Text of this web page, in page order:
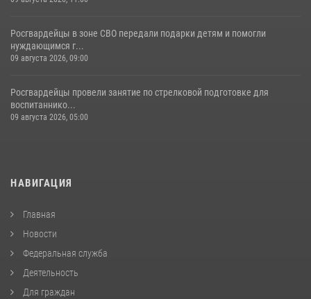
Росгвардейцы в зоне СВО передали подарки детям и помогли
нуждающимся г...
09 августа 2026, 09:00
Росгвардейцы провели занятие по стрелковой подготовке для
воспитаннико...
09 августа 2026, 05:00
НАВИГАЦИЯ
Главная
Новости
Федеральная служба
Деятельность
Для граждан